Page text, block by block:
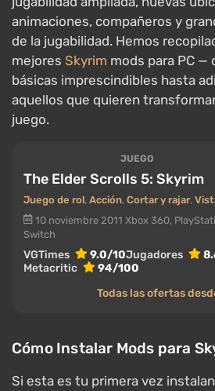
animaciones, compañeros y
de la jugabilidad. Hemos
mejores Skyrim mods para PC —
básicas imprescindibles hasta
aquellos que quieren
juego.
JUEGO
The Elder Scrolls 5: Skyrim
Juego de rol, Acción, Cortar y rajar,
10 noviembre 2011 Xbox 360,
Switch
VGTimes 9.0/10Jugadores
Metacritic
94/100
Todas las ofertas
Cómo Instalar Mods para
Si esta es tu primera vez